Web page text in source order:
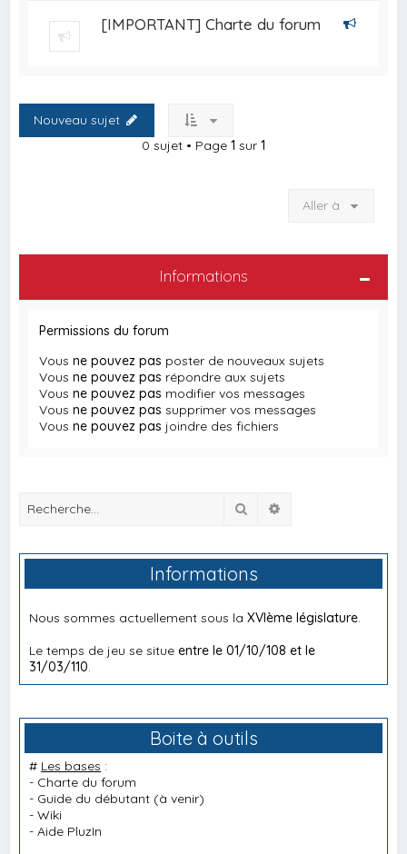
[IMPORTANT] Charte du forum
Nouveau sujet
0 sujet • Page 1 sur 1
Aller à
Informations
Permissions du forum
Vousne pouvez pas poster de nouveaux sujets
Vousne pouvez pas répondre aux sujets
Vousne pouvez pas modifier vos messages
Vousne pouvez pas supprimer vos messages
Vousne pouvez pas joindre des fichiers
Rechercher
Informations
Nous sommes actuellement sous laXVIème législature
Le temps de jeu se situeentre le 01/10/108 et le
31/03/110
Boite à outils
# Les bases :
- Charte du forum
- Guide du débutant (à venir)
-Wiki
-Aide PluzIn